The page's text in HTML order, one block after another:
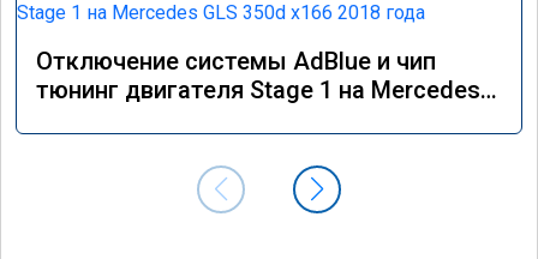
Отключение системы AdBlue и чип
тюнинг двигателя Stage 1 на Mercedes